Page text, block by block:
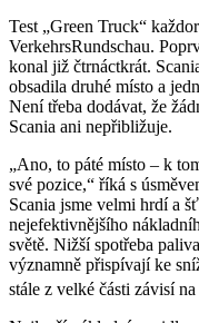
Test „Green Truck“
VerkehrsRundschau.
konal již čtrnáctkrát.
obsadila druhé místo a
Není třeba dodávat, že
Scania ani nepřibližuje.
„Ano, to páté místo – k
své pozice,“ říká s
Scania jsme velmi hrdí a
nejefektivnějšího
světě. Nižší spotřeba
významně přispívají ke
stále z velké části závisí